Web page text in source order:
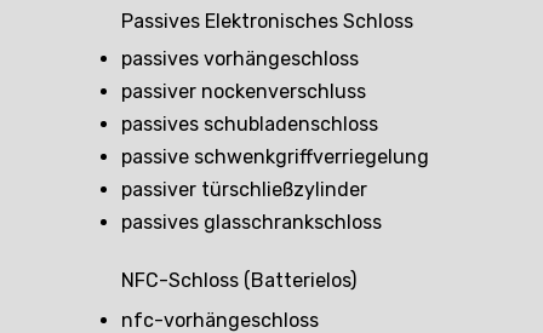
Passives Elektronisches Schloss
passives vorhängeschloss
passiver nockenverschluss
passives schubladenschloss
passive schwenkgriffverriegelung
passiver türschließzylinder
passives glasschrankschloss
NFC-Schloss (batterielos)
nfc-vorhängeschloss